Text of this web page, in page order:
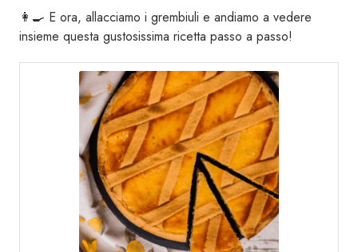
👩‍🍳 E ora, allacciamo i grembiuli e andiamo a vedere
insieme questa gustosissima ricetta passo a passo!